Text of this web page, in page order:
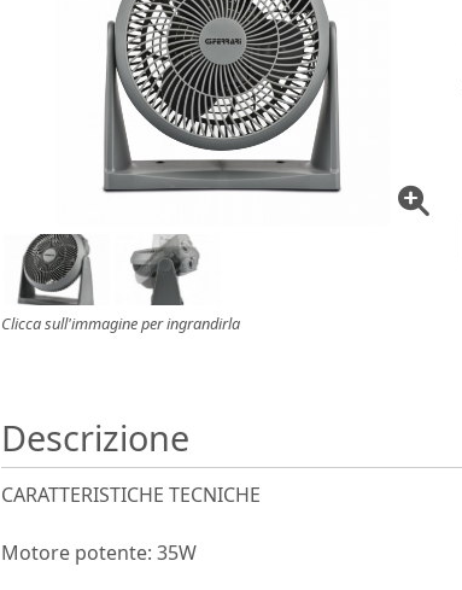
Clicca sull'immagine per ingrandirla
Descrizione
CARATTERISTICHE TECNICHE
Motore potente: 35W